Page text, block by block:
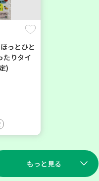
っとひと
りタイ
)
もっと見る